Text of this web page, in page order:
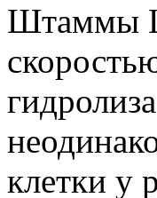
Штаммы
клетки у